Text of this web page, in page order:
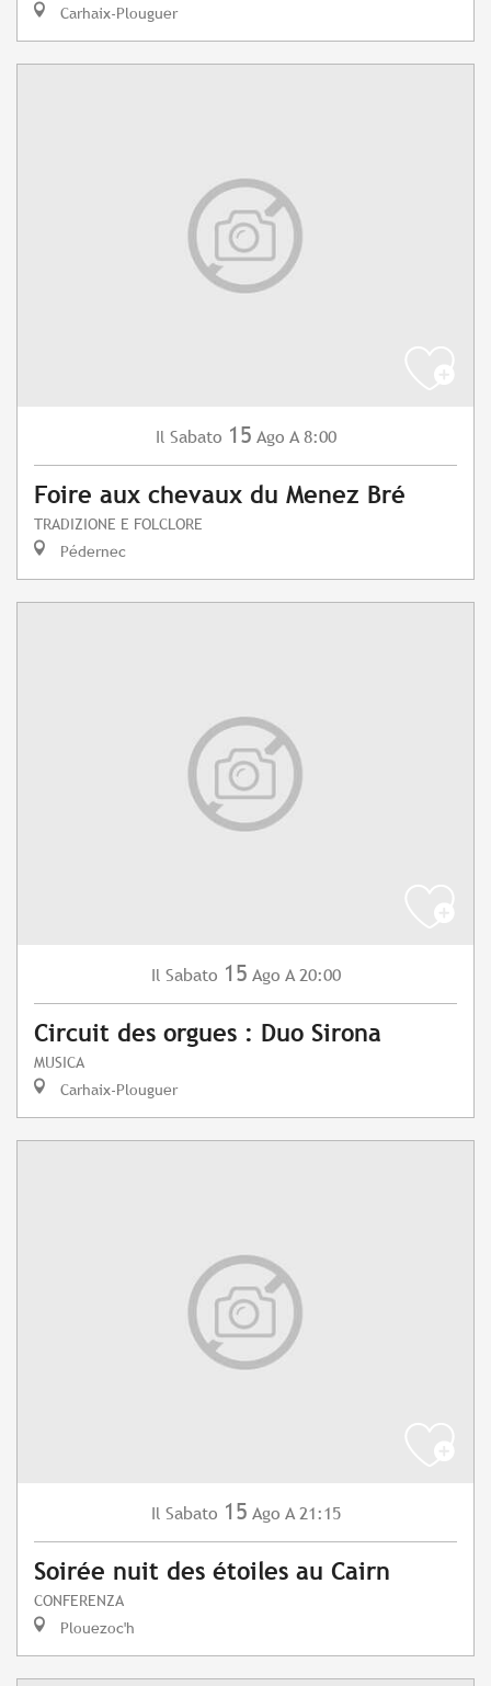
Carhaix-Plouguer
Il Sabato 15 Ago A 8:00
Foire aux chevaux du Menez Bré
TRADIZIONE E FOLCLORE
Pédernec
Il Sabato 15 Ago A 20:00
Circuit des orgues : Duo Sirona
MUSICA
Carhaix-Plouguer
Il Sabato 15 Ago A 21:15
Soirée nuit des étoiles au Cairn
CONFERENZA
Plouezoc'h